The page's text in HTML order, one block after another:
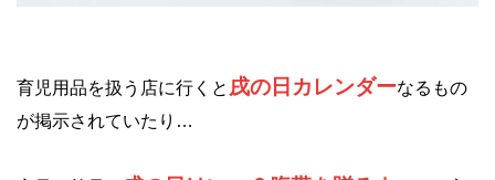
育児用品を扱う店に行くと 戌の日カレンダーなるもの
が掲示されていたり…